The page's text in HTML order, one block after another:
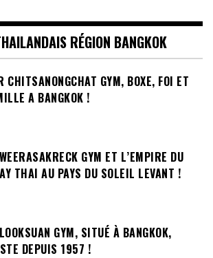
RÉGION BANGKOK
CHITSANONGCHAT GYM, BOXE, FOI ET
A BANGKOK !
GYM ET L’EMPIRE DU
THAI AU PAYS DU SOLEIL LEVANT !
GYM, SITUÉ À BANGKOK,
DEPUIS 1957 !